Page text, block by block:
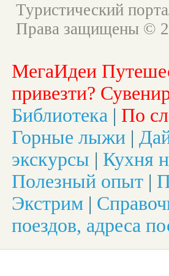
Туристический
Права защищены ©
МегаИдеи
привезти?
Библиотека | По
Горные лыжи |
экскурсы | Кухня
Полезный опыт |
Экстрим |
поездов, адреса